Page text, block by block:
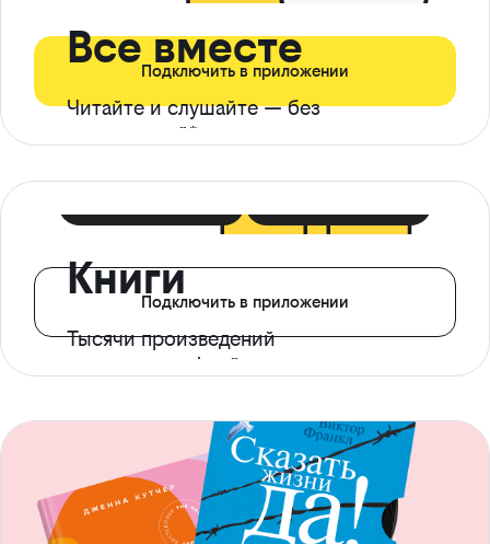
Все вместе
Читайте и слушайте — без
ограничений*
Подключить в приложении
Книги
Тысячи произведений
с доступом офлайн
Подключить в приложении